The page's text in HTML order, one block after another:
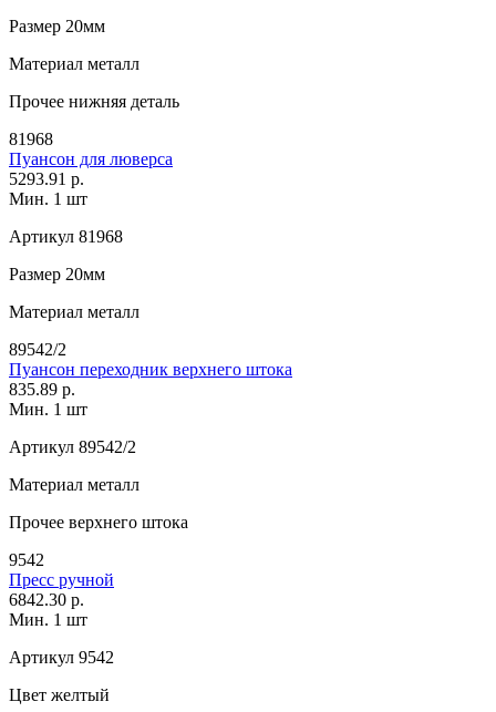
Размер 20мм
Материал металл
Прочее нижняя деталь
81968
Пуансон для люверса
5293.91 р.
Мин. 1 шт
Артикул 81968
Размер 20мм
Материал металл
89542/2
Пуансон переходник верхнего штока
835.89 р.
Мин. 1 шт
Артикул 89542/2
Материал металл
Прочее верхнего штока
9542
Пресс ручной
6842.30 р.
Мин. 1 шт
Артикул 9542
Цвет желтый